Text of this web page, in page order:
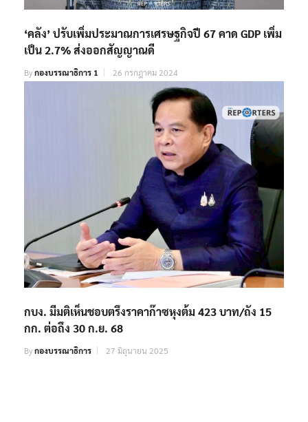
‘คลัง’ ปรับเพิ่มประมาณการเศรษฐกิจปี 67 คาด GDP เพิ่ม
เป็น 2.7% ส่งออกสัญญาณดี
Byกองบรรณาธิการ 1 26 กรกฎาคม 2024
กบง. มีมติเห็นชอบตรึงราคาก๊าซหุงต้ม 423 บาท/ถัง 15
กก. ต่อถึง 30 ก.ย. 68
Byกองบรรณาธิการ 27 มิถุนายน 2025